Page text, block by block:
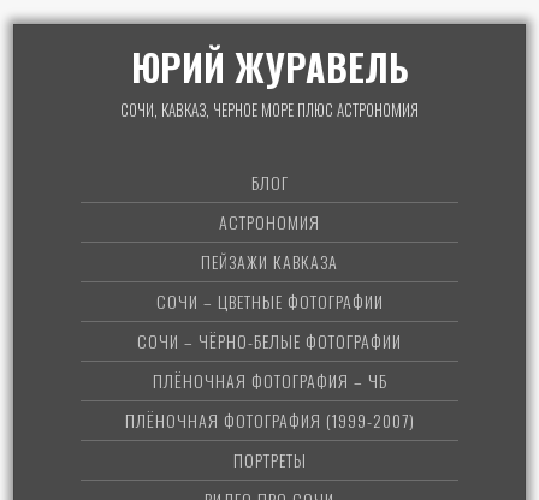
ЮРИЙ ЖУРАВЕЛЬ
СОЧИ, КАВКАЗ, ЧЕРНОЕ МОРЕ ПЛЮС АСТРОНОМИЯ
БЛОГ
АСТРОНОМИЯ
ПЕЙЗАЖИ КАВКАЗА
СОЧИ – ЦВЕТНЫЕ ФОТОГРАФИИ
СОЧИ – ЧЁРНО-БЕЛЫЕ ФОТОГРАФИИ
ПЛЁНОЧНАЯ ФОТОГРАФИЯ – ЧБ
ПЛЁНОЧНАЯ ФОТОГРАФИЯ (1999-2007)
ПОРТРЕТЫ